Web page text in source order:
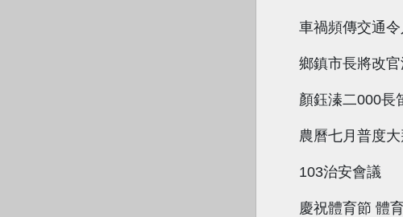
車禍頻傳交通
鄉鎮市長將改官
顏鈺溱二000長
農曆七月普度
103治安會議
慶祝體育節 體